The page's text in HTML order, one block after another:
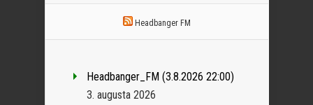
Headbanger FM
Headbanger_FM (3.8.2026 22:00)
3. augusta 2026